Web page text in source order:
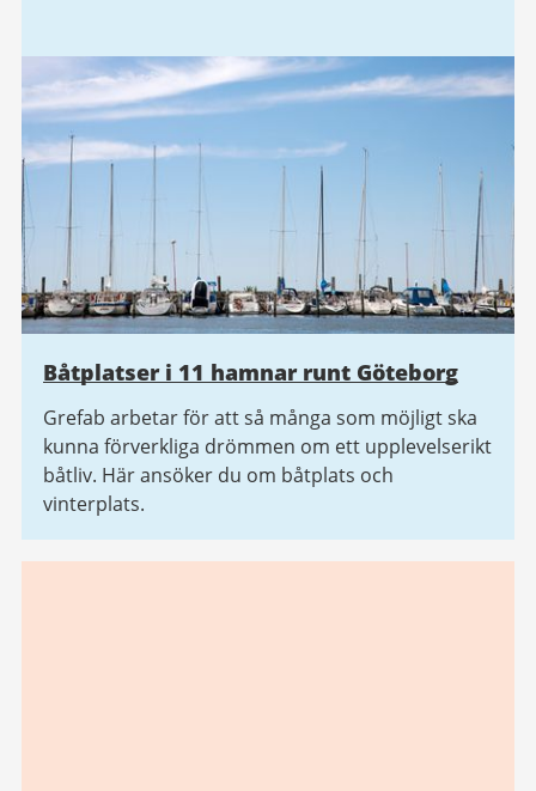
Båtplatser i 11 hamnar runt Göteborg
Grefab arbetar för att så många som möjligt ska
kunna förverkliga drömmen om ett upplevelserikt
båtliv. Här ansöker du om båtplats och
vinterplats.